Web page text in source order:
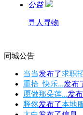
公益
寻人寻物
同城公告
当当发布了求职
重拾_快乐...发布
愿做那朵莲...发
释然发布了本地